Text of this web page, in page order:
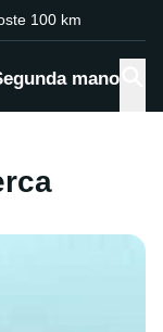
100 km
mano